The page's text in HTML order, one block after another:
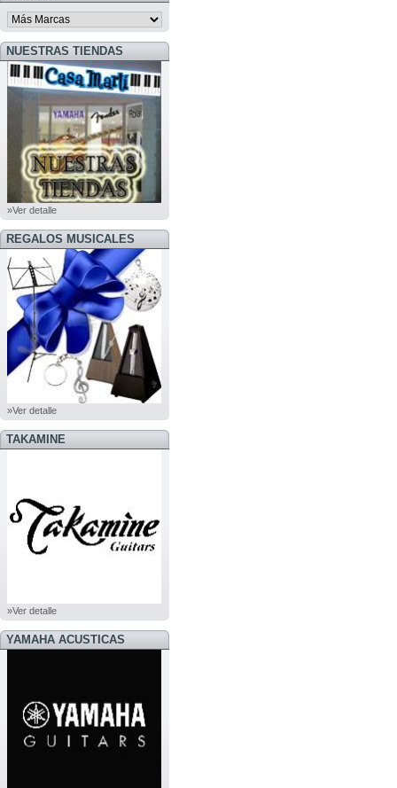
NUESTRAS TIENDAS
»Ver detalle
REGALOS MUSICALES
»Ver detalle
TAKAMINE
»Ver detalle
YAMAHA ACUSTICAS